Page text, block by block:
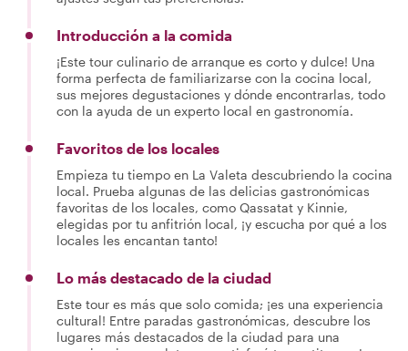
Introducción a la comida
¡Este tour culinario de arranque es corto y dulce! Una
forma perfecta de familiarizarse con la cocina local,
sus mejores degustaciones y dónde encontrarlas, todo
con la ayuda de un experto local en gastronomía.
Favoritos de los locales
Empieza tu tiempo en La Valeta descubriendo la cocina
local. Prueba algunas de las delicias gastronómicas
favoritas de los locales, como Qassatat y Kinnie,
elegidas por tu anfitrión local, ¡y escucha por qué a los
locales les encantan tanto!
Lo más destacado de la ciudad
Este tour es más que solo comida; ¡es una experiencia
cultural! Entre paradas gastronómicas, descubre los
lugares más destacados de la ciudad para una